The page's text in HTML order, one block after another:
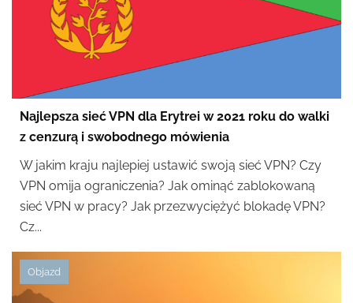
Najlepsza sieć VPN dla Erytrei w 2021 roku do walki
z cenzurą i swobodnego mówienia
W jakim kraju najlepiej ustawić swoją sieć VPN? Czy
VPN omija ograniczenia? Jak ominąć zablokowaną
sieć VPN w pracy? Jak przezwyciężyć blokadę VPN?
Cz...
Objazd